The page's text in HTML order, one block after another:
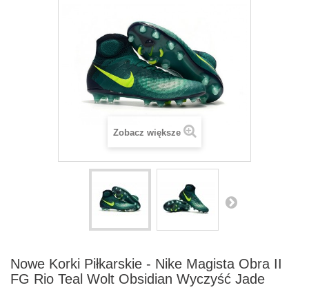
Zobacz większe
Nowe Korki Piłkarskie - Nike Magista Obra II
FG Rio Teal Wolt Obsidian Wyczyść Jade